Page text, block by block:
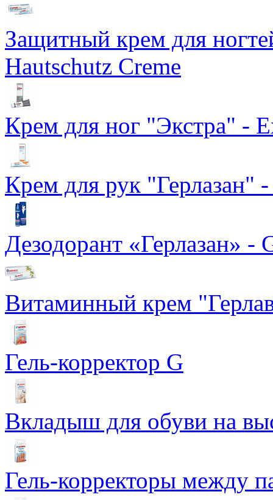
Защитный крем для
Hautschutz Creme
Крем для ног "Экстра" -
Крем для рук "Герлазан"
Дезодорант «Герлазан» -
Витаминный крем
Гель-корректор G
Вкладыш для обуви на
Гель-корректоры между